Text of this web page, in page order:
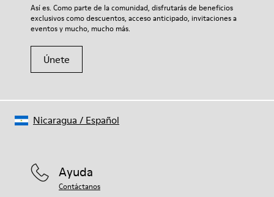
Así es. Como parte de la comunidad, disfrutarás de beneficios
exclusivos como descuentos, acceso anticipado, invitaciones a
eventos y mucho, mucho más.
Únete
Ayuda
Contáctanos
Nicaragua / Español